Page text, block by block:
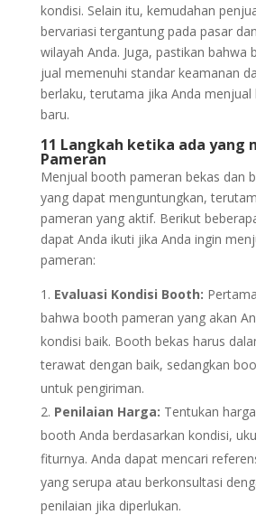
kondisi. Selain itu, kemudahan
bervariasi tergantung pada pasar
wilayah Anda. Juga, pastikan bahwa
jual memenuhi standar keamanan
berlaku, terutama jika Anda
baru.
11 Langkah ketika ada yang
Pameran
Menjual booth pameran bekas dan
yang dapat menguntungkan,
pameran yang aktif. Berikut
dapat Anda ikuti jika Anda ingin
pameran:
Evaluasi Kondisi Booth:
bahwa booth pameran yang akan
kondisi baik. Booth bekas harus
terawat dengan baik, sedangkan
untuk pengiriman.
Penilaian Harga: Tentukan
booth Anda berdasarkan kondisi,
fiturnya. Anda dapat mencari
yang serupa atau berkonsultasi
penilaian jika diperlukan.